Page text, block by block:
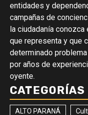
entidades y
campañas de
la ciudadanía
que representa y que
determinado
por años de
oyente.
CATEGORÍAS
ALTO PARANÁ